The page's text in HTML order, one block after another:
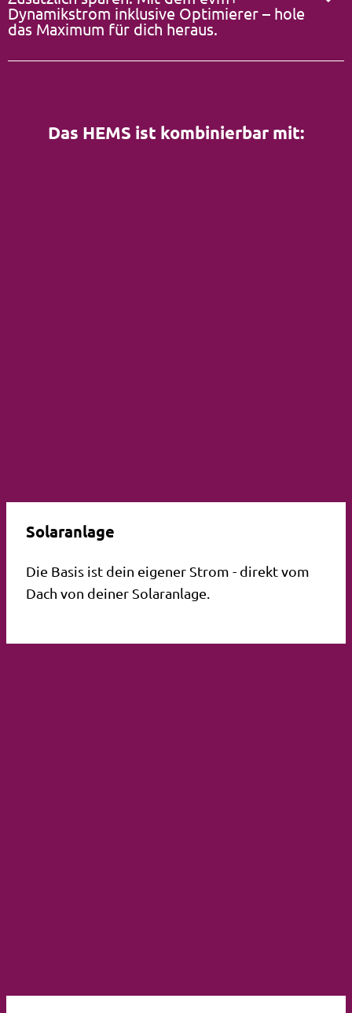
Dynamikstrom inklusive Optimierer – hole
das Maximum für dich heraus.
Das HEMS ist kombinierbar mit:
Solaranlage
Die Basis ist dein eigener Strom - direkt vom
Dach von deiner Solaranlage.